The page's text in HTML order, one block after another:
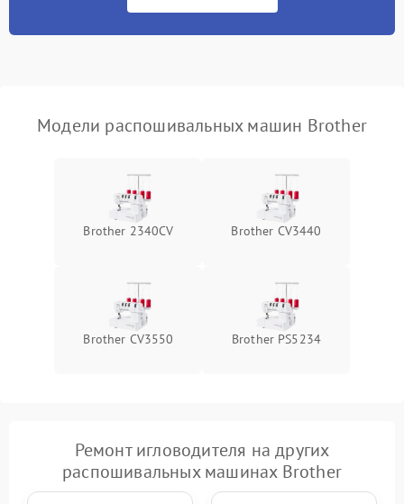
Модели распошивальных машин Brother
Brother 2340CV Brother CV3440
Brother CV3550 Brother PS5234
Ремонт игловодителя на других
распошивальных машинах Brother